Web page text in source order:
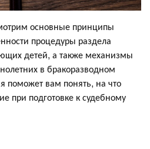
основные принципы
процедуры раздела
детей, а также механизмы
в бракоразводном
поможет вам понять, на что
при подготовке к судебному